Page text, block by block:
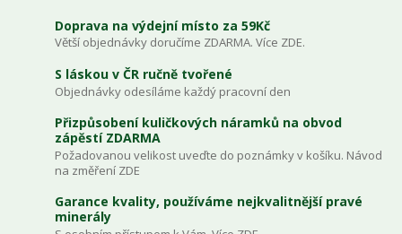
Doprava na výdejní místo za 59Kč
Větší objednávky doručíme ZDARMA. Více ZDE.
S láskou v ČR ručně tvořené
Objednávky odesíláme každý pracovní den
Přizpůsobení kuličkových náramků na obvod
zápěstí ZDARMA
Požadovanou velikost uveďte do poznámky v košíku. Návod
na změření ZDE
Garance kvality, používáme nejkvalitnější pravé
minerály